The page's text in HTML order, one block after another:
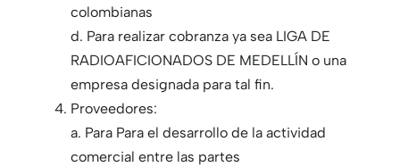
colombianas
d. Para realizar cobranza ya sea LIGA DE
RADIOAFICIONADOS DE MEDELLÍN o una
empresa designada para tal fin.
Proveedores:
a. Para Para el desarrollo de la actividad
comercial entre las partes